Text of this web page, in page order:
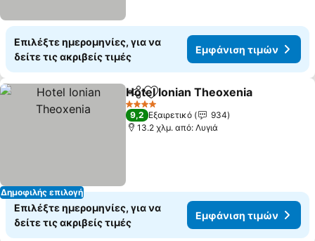
Επιλέξτε ημερομηνίες, για να
δείτε τις ακριβείς τιμές
Εμφάνιση τιμών
Δημοφιλής επιλογή
Κοινοποίηση
Προσθήκη στα αγαπημένα
Hotel Ionian Theoxenia
4 Αστέρια
9,2 Εξαιρετικό
934
13.2 χλμ. από: Λυγιά
Επιλέξτε ημερομηνίες, για να
δείτε τις ακριβείς τιμές
Εμφάνιση τιμών